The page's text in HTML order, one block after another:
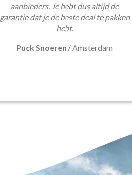
aanbieders. Je hebt dus altijd de
garantie dat je de beste deal te pakken
hebt.
Puck Snoeren /Amsterdam